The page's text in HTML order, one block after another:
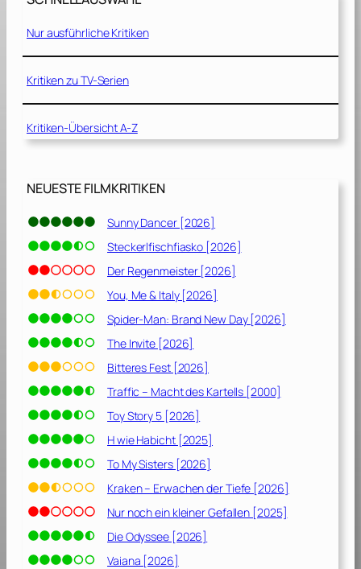
m
n
e
n
0
1
]
Nur ausführliche Kritiken
Kritiken zu TV-Serien
Kritiken-Übersicht A-Z
NEUESTE FILMKRITIKEN
Sunny Dancer [2026]
Steckerlfischfiasko [2026]
Der Regenmeister [2026]
You, Me & Italy [2026]
Spider-Man: Brand New Day [2026]
The Invite [2026]
Bitteres Fest [2026]
Traffic – Macht des Kartells [2000]
Toy Story 5 [2026]
H wie Habicht [2025]
To My Sisters [2026]
Kraken – Erwachen der Tiefe [2026]
Nur noch ein kleiner Gefallen [2025]
Die Odyssee [2026]
Vaiana [2026]